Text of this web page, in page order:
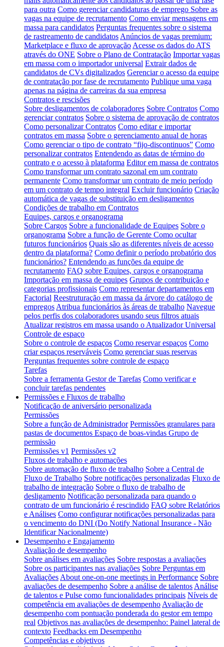
para outra Como gerenciar candidaturas de emprego Sobre as
vagas na equipe de recrutamento Como enviar mensagens em
massa para candidatos Perguntas frequentes sobre o sistema
de rastreamento de candidatos Anúncios de vagas premium:
Marketplace e fluxo de aprovação Acesse os dados do ATS
através do ONE Sobre o Plano de Contratação Importar vagas
em massa com o importador universal Extrair dados de
candidatos de CVs digitalizados Gerenciar o acesso da equipe
de contratação por fase de recrutamento Publique uma vaga
apenas na página de carreiras da sua empresa
Contratos e rescisões
Sobre desligamentos de colaboradores Sobre Contratos Como
gerenciar contratos Sobre o sistema de aprovação de contratos
Como personalizar Contratos Como editar e importar
contratos em massa Sobre o gerenciamento anual de horas
Como gerenciar o tipo de contrato “fijo-discontinuos” Como
personalizar contratos Entendendo as datas de término do
contrato e o acesso à plataforma Editor em massa de contratos
Como transformar um contrato sazonal em um contrato
permanente Como transformar um contrato de meio período
em um contrato de tempo integral Excluir funcionário Criação
automática de vagas de substituição em desligamentos
Condições de trabalho em Contratos
Equipes, cargos e organograma
Sobre Cargos Sobre a funcionalidade de Equipes Sobre o
organograma Sobre a função de Gerente Como ocultar
futuros funcionários Quais são as diferentes níveis de acesso
dentro da plataforma? Como definir o período probatório dos
funcionários? Entendendo as funções da equipe de
recrutamento FAQ sobre Equipes, cargos e organograma
Importação em massa de equipes Grupos de contribuição e
categorias profissionais Como representar departamentos em
Factorial Reestruturação em massa da árvore do catálogo de
empregos Atribua funcionários às áreas de trabalho Navegue
pelos perfis dos colaboradores usando seus filtros atuais
Atualizar registros em massa usando o Atualizador Universal
Controle de espaço
Sobre o controle de espaços Como reservar espaços Como
criar espaços reserváveis Como gerenciar suas reservas
Perguntas frequentes sobre controle de espaço
Tarefas
Sobre a ferramenta Gestor de Tarefas Como verificar e
concluir tarefas pendentes
Permissões e Fluxos de trabalho
Notificação de aniversário personalizada
Permissões
Sobre a função de Administrador Permissões granulares para
pastas de documentos Espaço de boas-vindas Grupo de
permissão
Permissões v1 Permissões v2
Fluxos de trabalho e automações
Sobre automação de fluxo de trabalho Sobre a Central de
Fluxo de Trabalho Sobre notificações personalizadas Fluxo de
trabalho de integração Sobre o fluxo de trabalho de
desligamento Notificação personalizada para quando o
contrato de um funcionário é rescindido FAQ sobre Relatórios
e Análises Como configurar notificações personalizadas para
o vencimento do DNI (Do Notify National Insurance - Não
Identificar Nacionalmente)
Desempenho e Engajamento
Avaliação de desempenho
Sobre análises em avaliações Sobre respostas a avaliações
Sobre os participantes nas avaliações Sobre Perguntas em
Avaliações About one-on-one meetings in Performance Sobre
avaliações de desempenho Sobre a análise de talentos Análise
de talentos e Pulse como funcionalidades principais Níveis de
competência em avaliações de desempenho Avaliação de
desempenho com pontuação ponderada do gestor em tempo
real Objetivos nas avaliações de desempenho: Painel lateral de
contexto Feedbacks em Desempenho
Competências e objetivos